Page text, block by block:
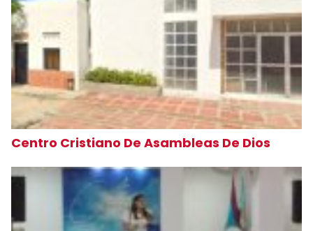
Centro Cristiano De Asambleas De Dios